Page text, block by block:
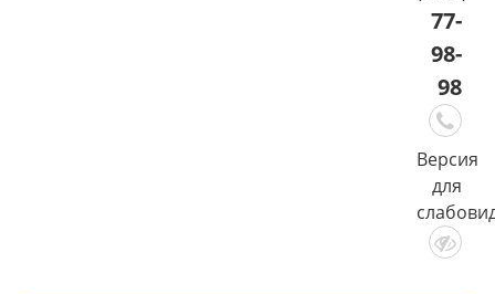
77-
98-
98
Версия
для